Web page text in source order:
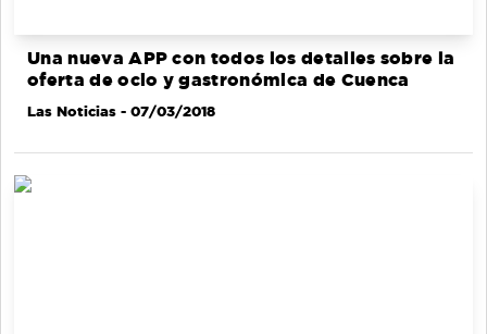
Una nueva APP con todos los detalles sobre la
oferta de ocio y gastronómica de Cuenca
Las Noticias - 07/03/2018